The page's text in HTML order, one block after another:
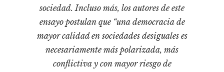
Personaje
Personajes secundarios
sociedad. Incluso más, los autores de este
ensayo postulan que “una democracia de
mayor calidad en sociedades desiguales es
necesariamente más polarizada, más
conflictiva y con mayor riesgo de